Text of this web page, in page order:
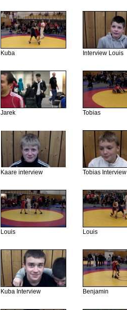
Kuba
Interview Louis
Jarek Tobias
Kaare interview Tobias Interview
Louis Louis
Kuba Interview Benjamin